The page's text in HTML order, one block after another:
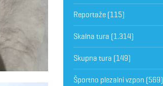
Reportaže(115)
Skalna tura (1.314)
Skupna tura (149)
Športno plezalni vzpon (569)